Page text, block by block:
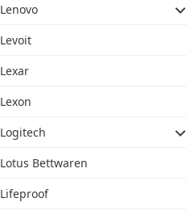
Lenovo
Levoit
Lexar
Lexon
Logitech
Lotus Bettwaren
Lifeproof